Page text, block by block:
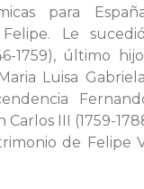
para
Le
1759), último
Luisa
Carlos III (1759-
de Felipe